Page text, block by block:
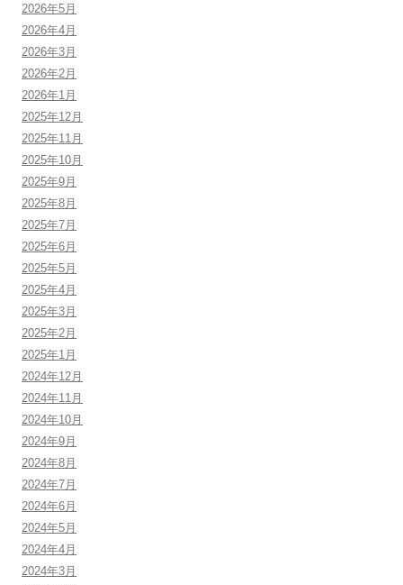
2026年5月
2026年4月
2026年3月
2026年2月
2026年1月
2025年12月
2025年11月
2025年10月
2025年9月
2025年8月
2025年7月
2025年6月
2025年5月
2025年4月
2025年3月
2025年2月
2025年1月
2024年12月
2024年11月
2024年10月
2024年9月
2024年8月
2024年7月
2024年6月
2024年5月
2024年4月
2024年3月